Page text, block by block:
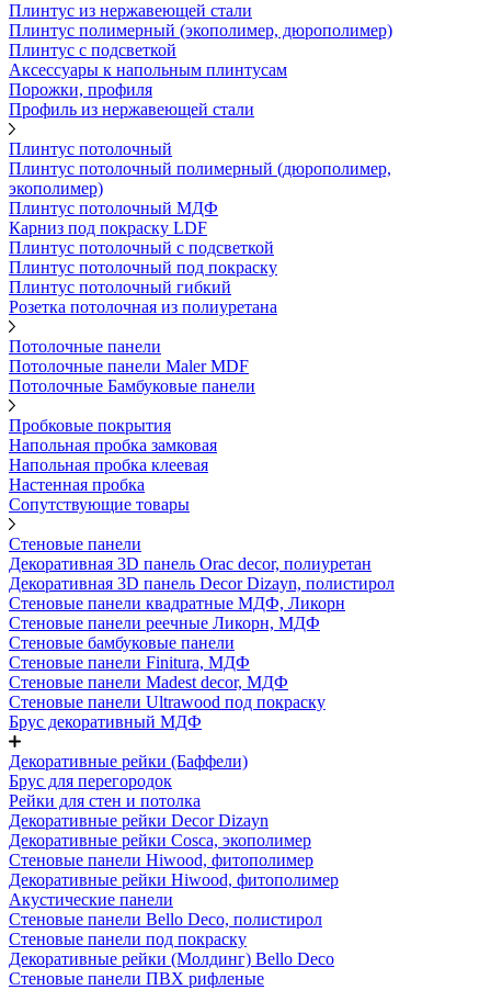
Плинтус из нержавеющей стали
Плинтус полимерный (экополимер, дюрополимер)
Плинтус с подсветкой
Аксессуары к напольным плинтусам
Порожки, профиля
Профиль из нержавеющей стали
Плинтус потолочный
Плинтус потолочный полимерный (дюрополимер,
экополимер)
Плинтус потолочный МДФ
Карниз под покраску LDF
Плинтус потолочный с подсветкой
Плинтус потолочный под покраску
Плинтус потолочный гибкий
Розетка потолочная из полиуретана
Потолочные панели
Потолочные панели Maler MDF
Потолочные Бамбуковые панели
Пробковые покрытия
Напольная пробка замковая
Напольная пробка клеевая
Настенная пробка
Сопутствующие товары
Стеновые панели
Декоративная 3D панель Orac decor, полиуретан
Декоративная 3D панель Decor Dizayn, полистирол
Стеновые панели квадратные МДФ, Ликорн
Стеновые панели реечные Ликорн, МДФ
Стеновые бамбуковые панели
Стеновые панели Finitura, МДФ
Стеновые панели Madest decor, МДФ
Стеновые панели Ultrawood под покраску
Брус декоративный МДФ
Декоративные рейки (Баффели)
Брус для перегородок
Рейки для стен и потолка
Декоративные рейки Decor Dizayn
Декоративные рейки Cosca, экополимер
Стеновые панели Hiwood, фитополимер
Декоративные рейки Hiwood, фитополимер
Акустические панели
Стеновые панели Bello Deco, полистирол
Стеновые панели под покраску
Декоративные рейки (Молдинг) Bello Deco
Стеновые панели ПВХ рифленые